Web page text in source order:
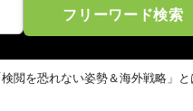
フリーワード検索
閲を恐れない姿勢＆海外戦略」